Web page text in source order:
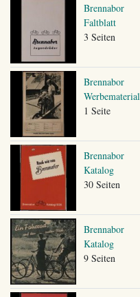
Brennabor
Faltblatt
3 Seiten
Brennabor
Werbematerial
1 Seite
Brennabor
Katalog
30 Seiten
Brennabor
Katalog
9 Seiten